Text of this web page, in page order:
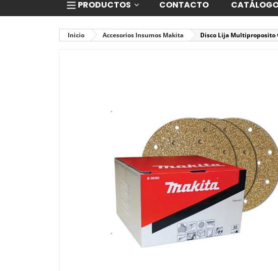
PRODUCTOS CONTACTO
Inicio Accesorios Insumos Makita Disco Lija Multiproposito